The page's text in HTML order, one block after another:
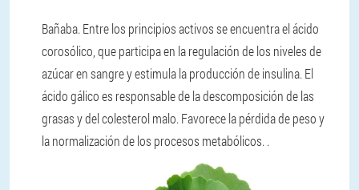
Bañaba. Entre los principios activos se encuentra el ácido
corosólico, que participa en la regulación de los niveles de
azúcar en sangre y estimula la producción de insulina. El
ácido gálico es responsable de la descomposición de las
grasas y del colesterol malo. Favorece la pérdida de peso y
la normalización de los procesos metabólicos. .